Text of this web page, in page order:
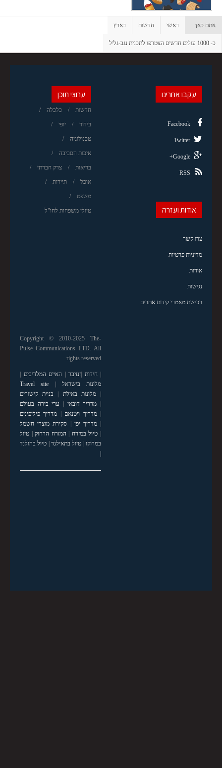
אתם כאן: ראשי חדשות בארץ
כ- 1000 עולים חדשים הצטרפו לתכנית נגב-גליל
ערוצי תוכן
חדשות כלכלה
בידור יופי
טכנולוגיה
איכות הסביבה
בריאות צדק חברתי
אוכל תיירות
משפט
טיולי משפחות לחו"ל
עקבו אחרינו
Facebook
Twitter
Google+
RSS
אודות ועזרה
צרו קשר
מדיניות פרטיות
אודות
נגישות
רכישת מאמרי קידום אתרים
Copyright © 2010-2025 The-
Pulse Communications LTD. All
rights reserved
|חידות |זנזיבר | האיים המלדיבים |
מלונות בישראל |
Travel site
|מלונות באילת | בניית קישורים
| מדריך דובאי | ערי בירה בעולם
|מדריך ויטנאם | מדריך פיליפינים
|מדריך יפן | סקירת מוצרי חשמל
| טיול במזרח | המזרח הרחוק| טיול
במרוקו| טיול בתאילנד| טיול בהולנד
|